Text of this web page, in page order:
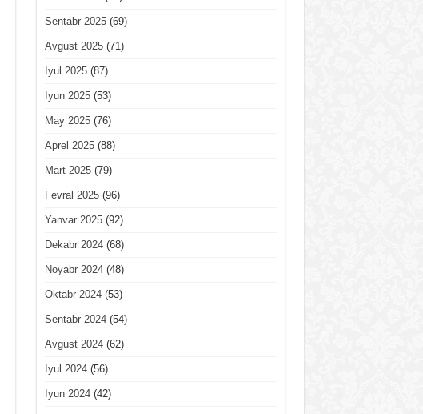
Sentabr 2025(69)
Avgust 2025(71)
Iyul 2025(87)
Iyun 2025(53)
May 2025(76)
Aprel 2025(88)
Mart 2025(79)
Fevral 2025(96)
Yanvar 2025(92)
Dekabr 2024(68)
Noyabr 2024(48)
Oktabr 2024(53)
Sentabr 2024(54)
Avgust 2024(62)
Iyul 2024(56)
Iyun 2024(42)